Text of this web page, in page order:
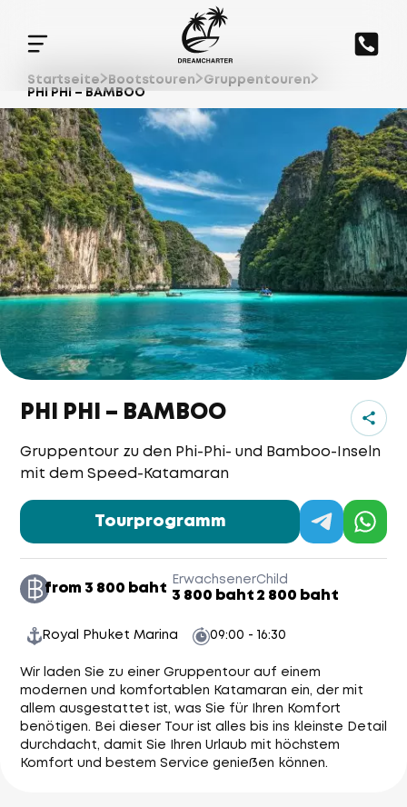
Startseite Bootstouren
Gruppentouren
PHI PHI – BAMBOO
PHI PHI – BAMBOO
Gruppentour zu den Phi-Phi- und Bamboo-Inseln
mit dem Speed-Katamaran
Tourprogramm
from 3 800 baht
Erwachsener
3 800 baht
Child
2 800 baht
Royal Phuket Marina 09:00 - 16:30
Wir laden Sie zu einer Gruppentour auf einem
modernen und komfortablen Katamaran ein, der mit
allem ausgestattet ist, was Sie für Ihren Komfort
benötigen. Bei dieser Tour ist alles bis ins kleinste Detail
durchdacht, damit Sie Ihren Urlaub mit höchstem
Komfort und bestem Service genießen können.